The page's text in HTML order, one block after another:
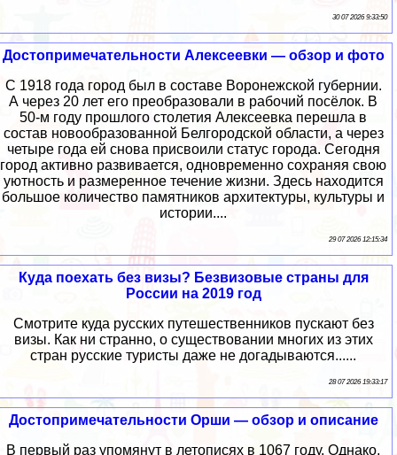
30 07 2026 9:33:50
Достопримечательности Алексеевки — обзор и фото
С 1918 года город был в составе Воронежской губернии.
А через 20 лет его преобразовали в рабочий посёлок. В
50-м году прошлого столетия Алексеевка перешла в
состав новообразованной Белгородской области, а через
четыре года ей снова присвоили статус города. Сегодня
город активно развивается, одновременно сохраняя свою
уютность и размеренное течение жизни. Здесь находится
большое количество памятников архитектуры, культуры и
истории....
29 07 2026 12:15:34
Куда поехать без визы? Безвизовые страны для
России на 2019 год
Смотрите куда русских путешественников пускают без
визы. Как ни странно, о существовании многих из этих
стран русские туристы даже не догадываются......
28 07 2026 19:33:17
Достопримечательности Орши — обзор и описание
В первый раз упомянут в летописях в 1067 году. Однако,